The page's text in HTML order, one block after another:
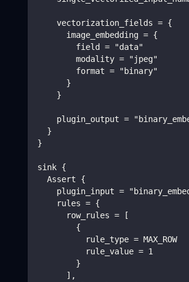
    vectorization_fields = {
      image_embedding = {
        field = "data"
        modality = "jpeg"
        format = "binary"
      }
    }
plugin_output =
  }
}
sink {
  Assert {
plugin_input =
    rules = {
      row_rules = [
        {
          rule_type = MAX_ROW
          rule_value = 1
        }
      ],